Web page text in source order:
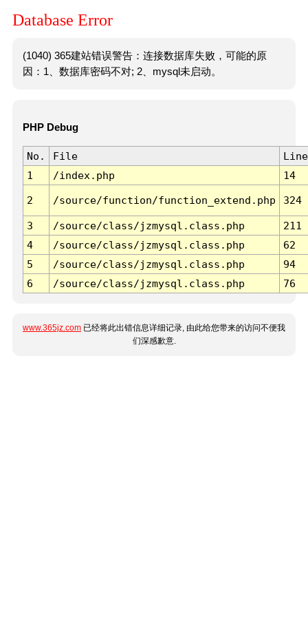
Database Error
(1040) 365建站错误警告：连接数据库失败，可能的原
因：1、数据库密码不对; 2、mysql未启动。
PHP Debug
No. File
Line
1
/index.php 14
2 /source/function/function_extend.php 324
3 /source/class/jzmysql.class.php
211
4
/source/class/jzmysql.class.php
62
5
/source/class/jzmysql.class.php
94
6
/source/class/jzmysql.class.php 76
www.365jz.com 已经将此出错信息详细记录, 由此给您带来的访问不便我
们深感歉意.